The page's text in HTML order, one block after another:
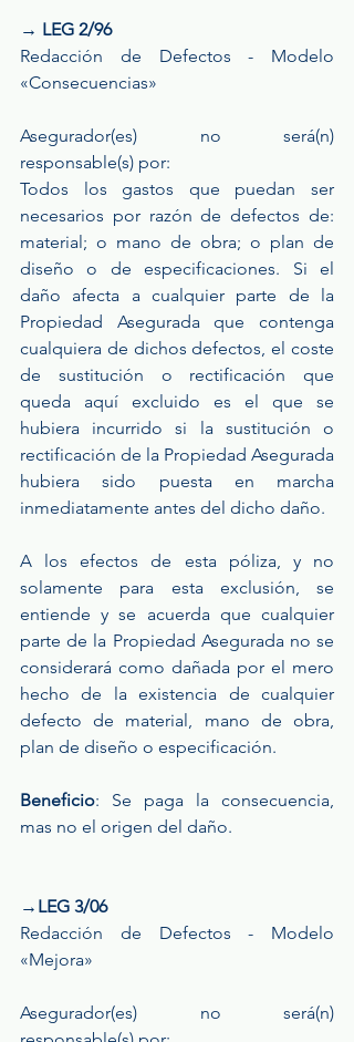
→ LEG 2/96
Redacción de Defectos - Modelo
«Consecuencias»
Asegurador(es) no será(n)
responsable(s) por:
Todos los gastos que puedan ser
necesarios por razón de defectos de:
material; o mano de obra; o plan de
diseño o de especificaciones. Si el
daño afecta a cualquier parte de la
Propiedad Asegurada que contenga
cualquiera de dichos defectos, el coste
de sustitución o rectificación que
queda aquí excluido es el que se
hubiera incurrido si la sustitución o
rectificación de la Propiedad Asegurada
hubiera sido puesta en marcha
inmediatamente antes del dicho daño.
A los efectos de esta póliza, y no
solamente para esta exclusión, se
entiende y se acuerda que cualquier
parte de la Propiedad Asegurada no se
considerará como dañada por el mero
hecho de la existencia de cualquier
defecto de material, mano de obra,
plan de diseño o especificación.
Beneficio: Se paga la consecuencia,
mas no el origen del daño.
→LEG 3/06
Redacción de Defectos - Modelo
«Mejora»
Asegurador(es) no será(n)